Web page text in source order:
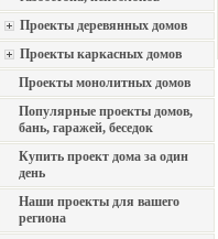
Проекты деревянных домов
Проекты каркасных домов
Проекты монолитных домов
Популярные проекты домов,
бань, гаражей, беседок
Купить проект дома за один
день
Наши проекты для вашего
региона